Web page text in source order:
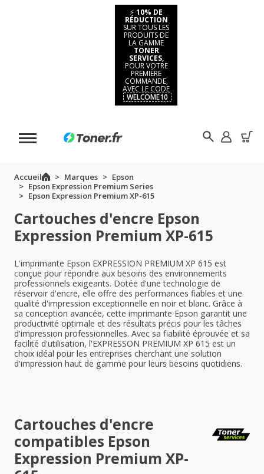
⚡ 10% DE
RÉDUCTION
SUR TOUS LES
PRODUITS DE
LA GAMME
TONER
SERVICES,
POUR VOTRE
PREMIÈRE
COMMANDE,
AVEC LE CODE
WELCOME10
Accueil Marques
Epson
Epson Expression Premium Series
Epson Expression Premium XP-615
Cartouches d'encre Epson
Expression Premium XP-615
L'imprimante Epson EXPRESSION PREMIUM XP 615 est
conçue pour répondre aux besoins des environnements
professionnels exigeants. Dotée d'une technologie de
réservoir d'encre, elle offre des performances fiables et une
qualité d'impression exceptionnelle en noir et blanc. Grâce à
sa conception avancée, cette imprimante Epson garantit une
productivité optimale et des résultats précis pour les tâches
d'impression professionnelles. Avec sa fiabilité éprouvée et sa
facilité d'utilisation, l'EXPRESSON PREMIUM XP 615 est un
choix idéal pour les entreprises cherchant une solution
d'impression haut de gamme pour leurs besoins quotidiens.
Cartouches d'encre
compatibles Epson
Expression Premium XP-